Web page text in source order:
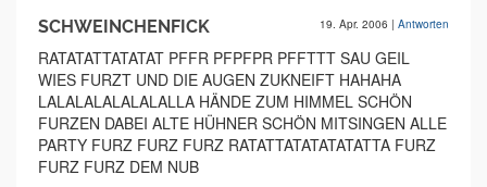
SCHWEINCHENFICK 19. Apr. 2006 | Antworten
RATATATTATATAT PFFR PFPFPR PFFTTT SAU GEIL
WIES FURZT UND DIE AUGEN ZUKNEIFT HAHAHA
LALALALALALALALLA HÄNDE ZUM HIMMEL SCHÖN
FURZEN DABEI ALTE HÜHNER SCHÖN MITSINGEN ALLE
PARTY FURZ FURZ FURZ RATATTATATATATATTA FURZ
FURZ FURZ DEM NUB